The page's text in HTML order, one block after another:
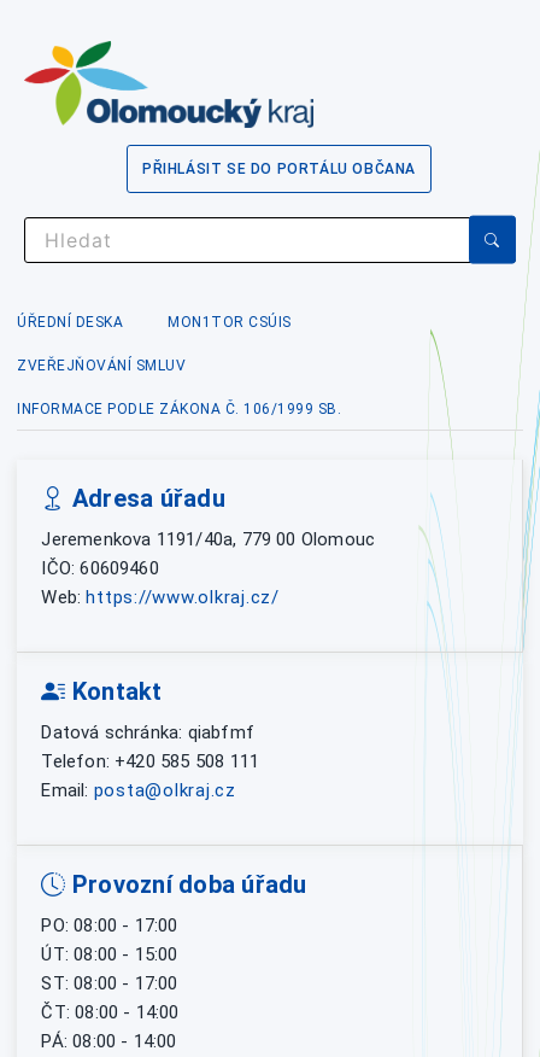
PŘIHLÁSIT SE DO PORTÁLU OBČANA
ÚŘEDNÍ DESKA MON1TOR CSÚIS
ZVEŘEJŇOVÁNÍ SMLUV
INFORMACE PODLE ZÁKONA Č. 106/1999 SB.
Adresa úřadu
Jeremenkova 1191/40a, 779 00 Olomouc
IČO: 60609460
Web: https://www.olkraj.cz/
Kontakt
Datová schránka: qiabfmf
Telefon: +420 585 508 111
Email: posta@olkraj.cz
Provozní doba úřadu
PO: 08:00 - 17:00
ÚT: 08:00 - 15:00
ST: 08:00 - 17:00
ČT: 08:00 - 14:00
PÁ: 08:00 - 14:00